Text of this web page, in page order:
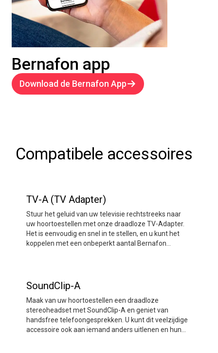
Bernafon app
Download de Bernafon App
Compatibele accessoires
TV-A (TV Adapter)
Stuur het geluid van uw televisie rechtstreeks naar
uw hoortoestellen met onze draadloze TV-Adapter.
Het is eenvoudig en snel in te stellen, en u kunt het
koppelen met een onbeperkt aantal Bernafon
SoundClip-A
Maak van uw hoortoestellen een draadloze
stereoheadset met SoundClip-A en geniet van
handsfree telefoongesprekken. U kunt dit veelzijdige
accessoire ook aan iemand anders uitlenen en hun